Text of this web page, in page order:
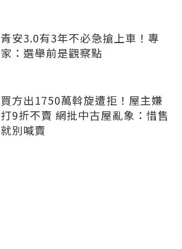
青安3.0有3年不必急搶上車！專
家：選舉前是觀察點
買方出1750萬斡旋遭拒！屋主嫌
打9折不賣 網批中古屋亂象：惜售
就別喊賣